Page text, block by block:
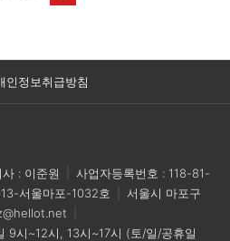
인정보취급방침
: 이준원
사업자등록번호 : 118-81-
서울마포-1032호
서울시 마포구
9시~12시, 13시~17시 (토/일/공휴일